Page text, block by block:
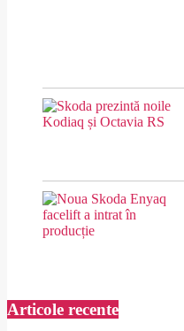
Articole recente